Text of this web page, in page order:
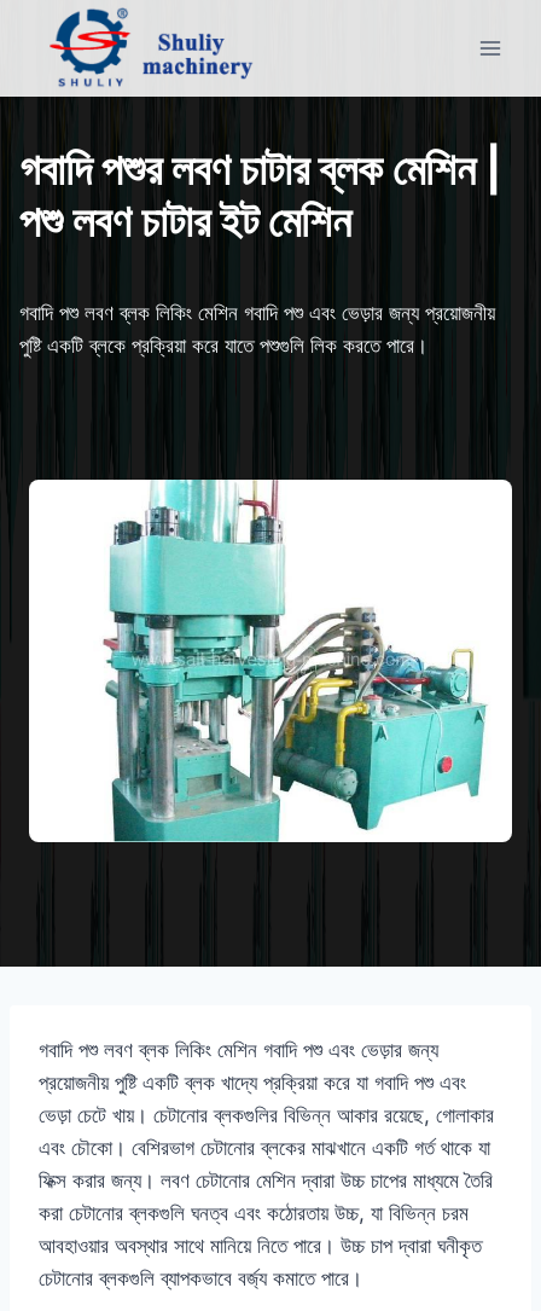
content
গবাদি পশুর লবণ চাটার ব্লক মেশিন |
পশু লবণ চাটার ইট মেশিন
গবাদি পশু লবণ ব্লক লিকিং মেশিন গবাদি পশু এবং ভেড়ার জন্য প্রয়োজনীয়
পুষ্টি একটি ব্লকে প্রক্রিয়া করে যাতে পশুগুলি লিক করতে পারে।
গবাদি পশু লবণ ব্লক লিকিং মেশিন গবাদি পশু এবং ভেড়ার জন্য
প্রয়োজনীয় পুষ্টি একটি ব্লক খাদ্যে প্রক্রিয়া করে যা গবাদি পশু এবং
ভেড়া চেটে খায়। চেটানোর ব্লকগুলির বিভিন্ন আকার রয়েছে, গোলাকার
এবং চৌকো। বেশিরভাগ চেটানোর ব্লকের মাঝখানে একটি গর্ত থাকে যা
ফিক্স করার জন্য। লবণ চেটানোর মেশিন দ্বারা উচ্চ চাপের মাধ্যমে তৈরি
করা চেটানোর ব্লকগুলি ঘনত্ব এবং কঠোরতায় উচ্চ, যা বিভিন্ন চরম
আবহাওয়ার অবস্থার সাথে মানিয়ে নিতে পারে। উচ্চ চাপ দ্বারা ঘনীকৃত
চেটানোর ব্লকগুলি ব্যাপকভাবে বর্জ্য কমাতে পারে।